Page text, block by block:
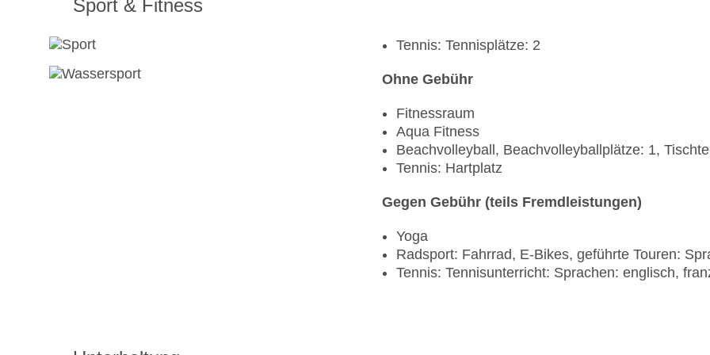
Reservierung nicht notwendig, à la carte,
gegen Gebühr, täglich 12:00 Uhr - 16:00 Uhr
am Pool
Poolbar Outdoor „Le Bleu Main Bar“: täglich
Strandbar „Beach Bar“: täglich, gegen Gebühr,
Loungebar „Plantation Club Lounge Bar“:
Poolbar Outdoor „Adult-Only Pool Bar“: täglich,
Sport & Fitness
Tennis: Tennisplätze: 2
Ohne Gebühr
Fitnessraum
Aqua Fitness
Beachvolleyball, Beachvolleyballplätze: 1,
Tennis: Hartplatz
Gegen Gebühr (teils Fremdleistungen)
Yoga
Radsport: Fahrrad, E-Bikes, geführte Touren:
Tennis: Tennisunterricht: Sprachen: englisch,